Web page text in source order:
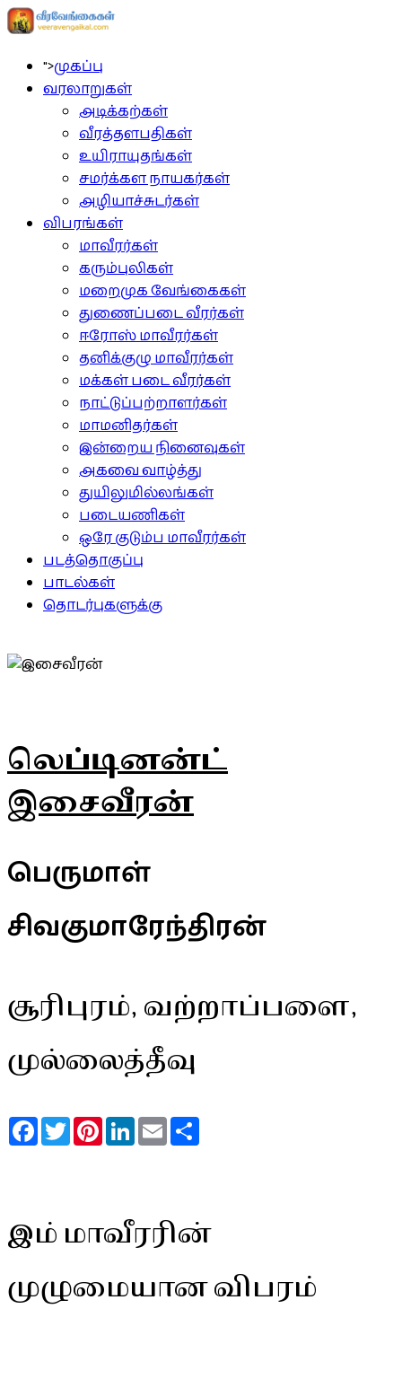
">முகப்பு
வரலாறுகள்
அடிக்கற்கள்
வீரத்தளபதிகள்
உயிராயுதங்கள்
சமர்க்கள நாயகர்கள்
அழியாச்சுடர்கள்
விபரங்கள்
மாவீரர்கள்
கரும்புலிகள்
மறைமுக வேங்கைகள்
துணைப்படை வீரர்கள்
ஈரோஸ் மாவீரர்கள்
தனிக்குழு மாவீரர்கள்
மக்கள் படை வீரர்கள்
நாட்டுப்பற்றாளர்கள்
மாமனிதர்கள்
இன்றைய நினைவுகள்
அகவை வாழ்த்து
துயிலுமில்லங்கள்
படையணிகள்
ஒரே குடும்ப மாவீரர்கள்
படத்தொகுப்பு
பாடல்கள்
தொடர்புகளுக்கு
லெப்டினன்ட்
இசைவீரன்
பெருமாள்
சிவகுமாரேந்திரன்
சூரிபுரம், வற்றாப்பளை,
முல்லைத்தீவு
FacebookTwitterPinterestLinkedInEmail
இம் மாவீரரின்
முழுமையான விபரம்